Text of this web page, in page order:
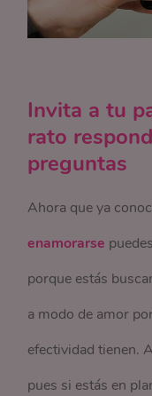
Invita a tu
rato
preguntas
Ahora que ya
enamorarse
porque estás
a modo de amor
efectividad tienen.
pues si estás en